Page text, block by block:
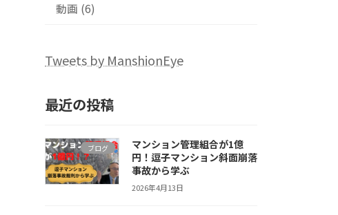
動画 (6)
Tweets by ManshionEye
最近の投稿
ブログ
マンション管理組合が1億
円！逗子マンション斜面崩落
事故から学ぶ
2026年4月13日